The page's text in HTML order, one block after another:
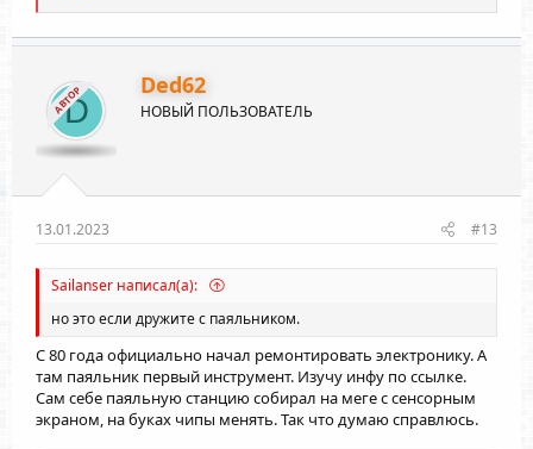
а
к
и
АВТОР
D
Ded62
НОВЫЙ ПОЛЬЗОВАТЕЛЬ
13.01.2023 #13
Sailanser написал(а):
но это если дружите с паяльником.
С 80 года официально начал ремонтировать электронику. А
там паяльник первый инструмент. Изучу инфу по ссылке.
Сам себе паяльную станцию собирал на меге с сенсорным
экраном, на буках чипы менять. Так что думаю справлюсь.